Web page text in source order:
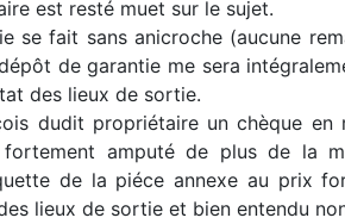
est resté muet sur le sujet.
se fait sans anicroche (aucune
de garantie me sera
des lieux de sortie.
dudit propriétaire un chèque en
fortement amputé de plus de la
de la piéce annexe au prix
lieux de sortie et bien entendu